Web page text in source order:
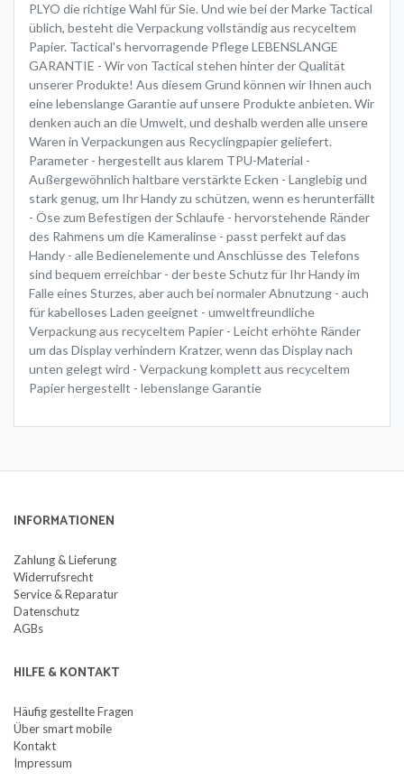
PLYO die richtige Wahl für Sie. Und wie bei der Marke Tactical
üblich, besteht die Verpackung vollständig aus recyceltem
Papier. Tactical's hervorragende Pflege LEBENSLANGE
GARANTIE - Wir von Tactical stehen hinter der Qualität
unserer Produkte! Aus diesem Grund können wir Ihnen auch
eine lebenslange Garantie auf unsere Produkte anbieten. Wir
denken auch an die Umwelt, und deshalb werden alle unsere
Waren in Verpackungen aus Recyclingpapier geliefert.
Parameter - hergestellt aus klarem TPU-Material -
Außergewöhnlich haltbare verstärkte Ecken - Langlebig und
stark genug, um Ihr Handy zu schützen, wenn es herunterfällt
- Öse zum Befestigen der Schlaufe - hervorstehende Ränder
des Rahmens um die Kameralinse - passt perfekt auf das
Handy - alle Bedienelemente und Anschlüsse des Telefons
sind bequem erreichbar - der beste Schutz für Ihr Handy im
Falle eines Sturzes, aber auch bei normaler Abnutzung - auch
für kabelloses Laden geeignet - umweltfreundliche
Verpackung aus recyceltem Papier - Leicht erhöhte Ränder
um das Display verhindern Kratzer, wenn das Display nach
unten gelegt wird - Verpackung komplett aus recyceltem
Papier hergestellt - lebenslange Garantie
INFORMATIONEN
Zahlung & Lieferung
Widerrufsrecht
Service & Reparatur
Datenschutz
AGBs
HILFE & KONTAKT
Häufig gestellte Fragen
Über smart mobile
Kontakt
Impressum